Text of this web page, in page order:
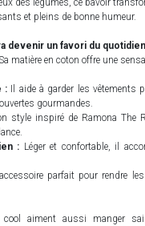
et pleins de bonne humeur.
devenir un favori du
matière en coton offre une
: Il aide à garder les vêtements
gourmandes.
style inspiré de Ramona The
: Léger et confortable, il
parfait pour rendre
aiment aussi manger